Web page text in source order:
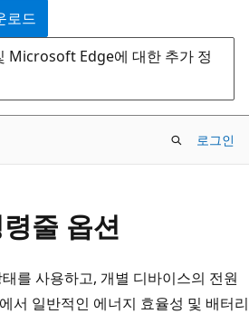
로드
Edge에 대한 추가 정
로그인
줄 옵션
를 사용하고, 개별 디바이스의 전원
서 일반적인 에너지 효율성 및 배터리